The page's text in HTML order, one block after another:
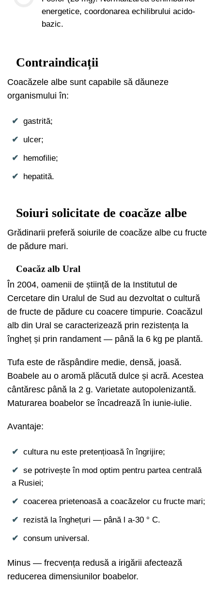
energetice, coordonarea echilibrului acido-
bazic.
Contraindicații
Coacăzele albe sunt capabile să dăuneze
organismului în:
gastrită;
ulcer;
hemofilie;
hepatită.
Soiuri solicitate de coacăze albe
Grădinarii preferă soiurile de coacăze albe cu fructe
de pădure mari.
Coacăz alb Ural
În 2004, oamenii de știință de la Institutul de
Cercetare din Uralul de Sud au dezvoltat o cultură
de fructe de pădure cu coacere timpurie. Coacăzul
alb din Ural se caracterizează prin rezistența la
îngheț și prin randament — până la 6 kg pe plantă.
Tufa este de răspândire medie, densă, joasă.
Boabele au o aromă plăcută dulce și acră. Acestea
cântăresc până la 2 g. Varietate autopolenizantă.
Maturarea boabelor se încadrează în iunie-iulie.
Avantaje:
cultura nu este pretențioasă în îngrijire;
se potrivește în mod optim pentru partea centrală
a Rusiei;
coacerea prietenoasă a coacăzelor cu fructe mari;
rezistă la înghețuri — până l a-30 ° C.
consum universal.
Minus — frecvența redusă a irigării afectează
reducerea dimensiunilor boabelor.